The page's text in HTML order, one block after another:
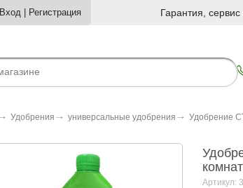
Вход Регистрация Гарантия, сервис
Удобрения универсальные удобрения Удобрение
Артикул: